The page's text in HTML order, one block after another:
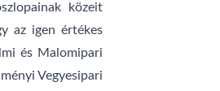
közeit
az igen értékes
és Malomipari
Vegyesipari